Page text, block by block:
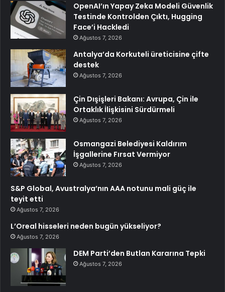
OpenAI’ın Yapay Zeka Modeli Güvenlik
Testinde Kontrolden Çıktı, Hugging
Face’i Hackledi
Ağustos 7, 2026
Antalya’da Korkuteli üreticisine çifte
destek
Ağustos 7, 2026
Çin Dışişleri Bakanı: Avrupa, Çin ile
Ortaklık İlişkisini Sürdürmeli
Ağustos 7, 2026
Osmangazi Belediyesi Kaldırım
İşgallerine Fırsat Vermiyor
Ağustos 7, 2026
S&P Global, Avustralya’nın AAA notunu mali güç ile
teyit etti
Ağustos 7, 2026
L’Oreal hisseleri neden bugün yükseliyor?
Ağustos 7, 2026
DEM Parti’den Butlan Kararına Tepki
Ağustos 7, 2026